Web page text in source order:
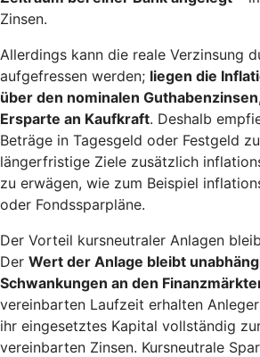
Zinsen.
Allerdings kann die reale Verzinsung
aufgefressen werden; liegen die
über den nominalen
Ersparte an Kaufkraft. Deshalb
Beträge in Tagesgeld oder Festgeld
längerfristige Ziele zusätzlich
zu erwägen, wie zum Beispiel
oder Fondssparpläne.
Der Vorteil kursneutraler Anlagen
Der Wert der Anlage bleibt
Schwankungen an den
vereinbarten Laufzeit erhalten
ihr eingesetztes Kapital vollständig
vereinbarten Zinsen. Kursneutrale